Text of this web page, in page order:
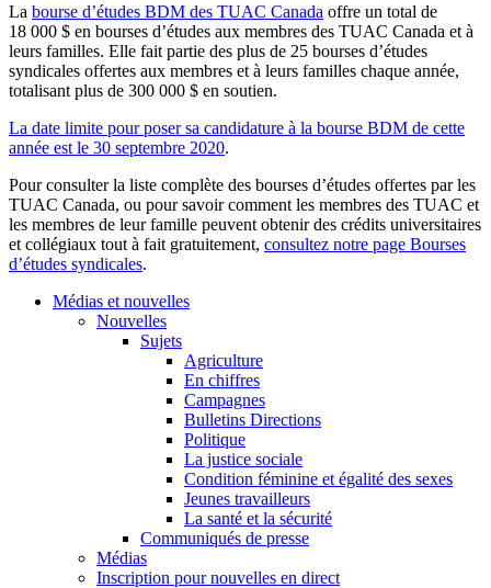
La bourse d’études BDM des TUAC Canada offre un total de
18 000 $ en bourses d’études aux membres des TUAC Canada et à
leurs familles. Elle fait partie des plus de 25 bourses d’études
syndicales offertes aux membres et à leurs familles chaque année,
totalisant plus de 300 000 $ en soutien.
La date limite pour poser sa candidature à la bourse BDM de cette
année est le 30 septembre 2020.
Pour consulter la liste complète des bourses d’études offertes par les
TUAC Canada, ou pour savoir comment les membres des TUAC et
les membres de leur famille peuvent obtenir des crédits universitaires
et collégiaux tout à fait gratuitement, consultez notre page Bourses
d’études syndicales.
Médias et nouvelles
Nouvelles
Sujets
Agriculture
En chiffres
Campagnes
Bulletins Directions
Politique
La justice sociale
Condition féminine et égalité des sexes
Jeunes travailleurs
La santé et la sécurité
Communiqués de presse
Médias
Inscription pour nouvelles en direct